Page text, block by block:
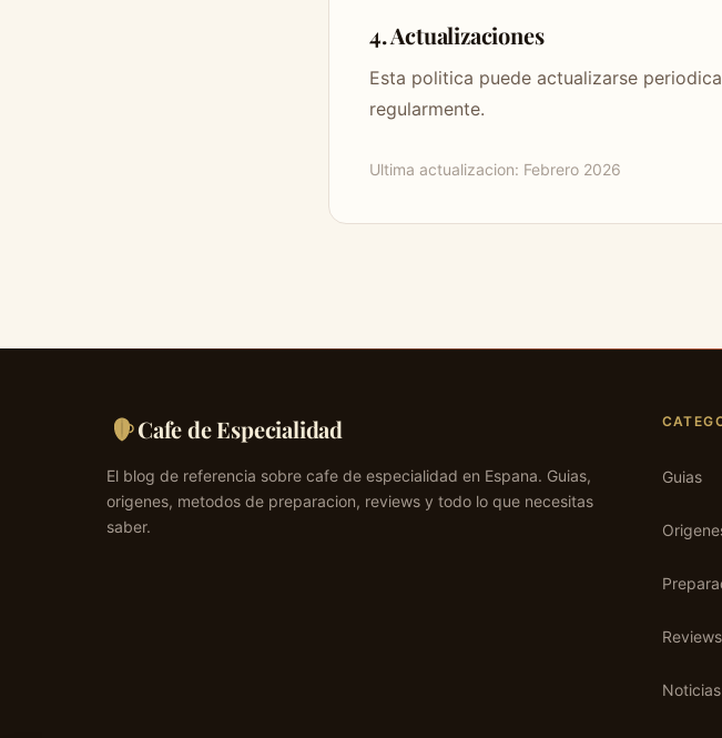
4. Actualizaciones
Esta politica puede actualizarse
regularmente.
Ultima actualizacion: Febrero 2026
Cafe de Especialidad
El blog de referencia sobre cafe de especialidad en Espana. Guias,
origenes, metodos de preparacion, reviews y todo lo que necesitas
saber.
Guias
Reviews
Noticias